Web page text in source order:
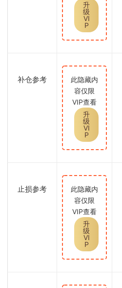
升
级
VI
P
补仓参考
此隐藏内
容仅限
VIP查看
升
级
VI
P
止损参考
此隐藏内
容仅限
VIP查看
升
级
VI
P